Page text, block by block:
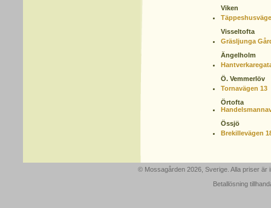
Viken
Visseltofta
Gräsljunga
Ängelholm
Ö. Vemmerlöv
Tornavägen 13
Örtofta
Össjö
Brekillevägen
© Mossagården 2026, Sverige. Alla priser
Betallösning